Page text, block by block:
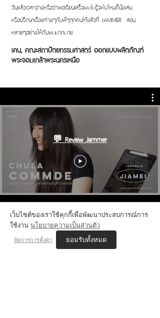
วันแล้วเวลาว่างหรือว่าพอเรียนเสร็จผมไม่รู้จะไปไหนก็นั่งเล่น
หรือปรึกษาเรื่องต่างๆกับพี่ๆทุกคนได้แล้วที่ JAMMER สอน
หลายๆอย่างให้กับผมมากมาย
เคน, คณะสถาปัตยกรรมศาสตร์ ออกแบบผลิตภัณฑ์
พระจอมเกล้าพระนครเหนือ
💬 Review Jammer
VIS'COM REVIEWs
เว็บไซต์ของเราใช้คุกกี้เพื่อพัฒนาประสบการณ์การ
ใช้งาน นโยบายความเป็นส่วนตัว
จัดการการตั้งค่า ยอมรับทั้งหมด